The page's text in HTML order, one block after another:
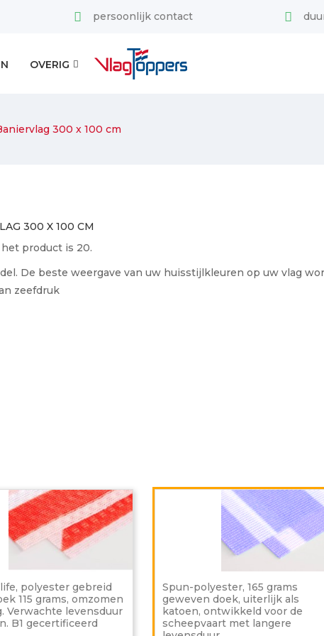
persoonlijk contact
OVERIG
300 x 100 cm
300 X 100 CM
product is 20.
De beste weergave van uw huisstijlkleuren op uw vlag
zeefdruk
Flag
Longlife,
grams,
nodig.
Verwachte
levensduur
polyester gebreid
115 grams, omzomen
Verwachte levensduur
B1 gecertificeerd
Spun-polyester, 165 grams
geweven doek, uiterlijk als
katoen, ontwikkeld voor de
scheepvaart met langere